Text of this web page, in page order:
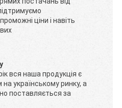
ціни і навіть
вся наша продукція є
українському ринку, а
поставляється за